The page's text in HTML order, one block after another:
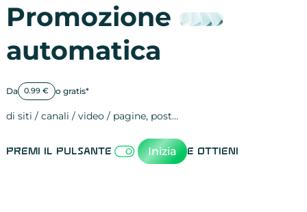
Promozione
automatica
Da 0.99 € o gratis*
di siti / canali / video / pagine, post…
Premi il pulsante Inizia e ottieni